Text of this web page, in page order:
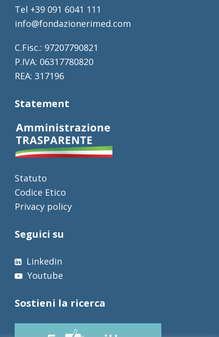
Tel +39 091 6041 111
info@fondazionerimed.com
C.Fisc.: 97207790821
P.IVA: 06317780820
REA: 317196
Statement
Statuto
Codice Etico
Privacy policy
Seguici su
Linkedin
Youtube
Sostieni la ricerca